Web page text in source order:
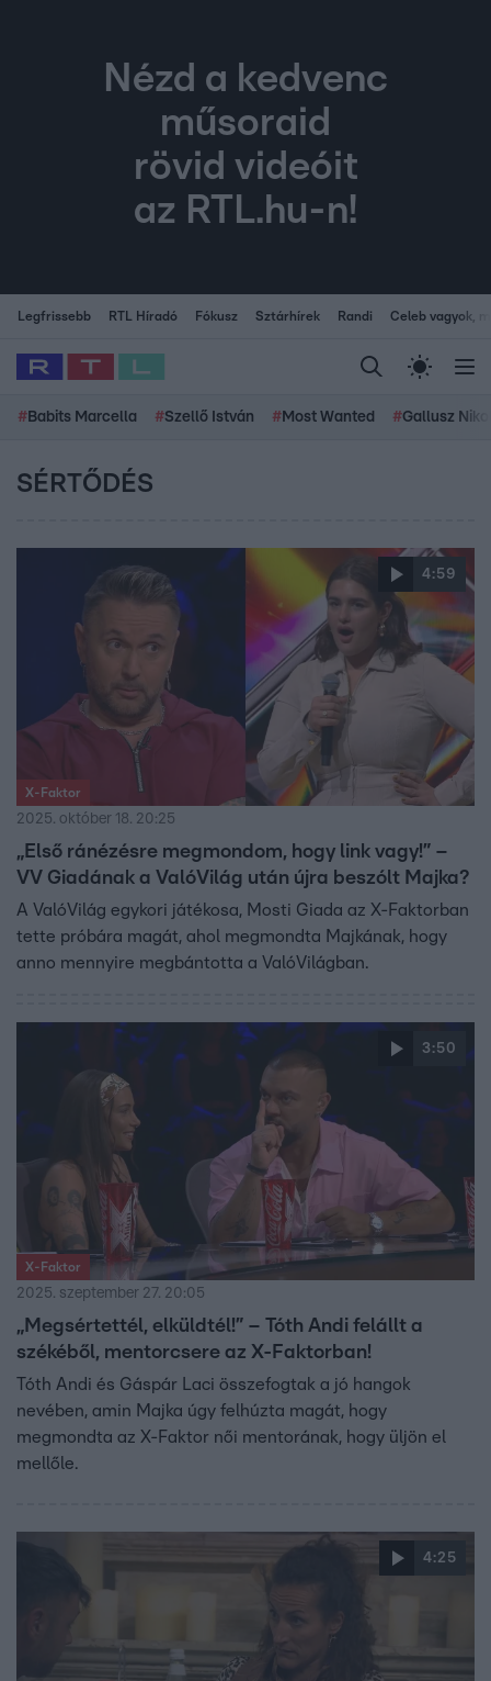
Nézd a kedvenc
műsoraid
rövid videóit
az RTL.hu-n!
Legfrissebb RTL Híradó Fókusz Sztárhírek Randi Celeb vagyok,
# Babits Marcella #Szellő István # Most Wanted #Gallusz
SÉRTŐDÉS
4:59
X-Faktor
2025. október 18. 20:25
„Első ránézésre megmondom, hogy link vagy!” –
VV Giadának a ValóVilág után újra beszólt Majka?
A ValóVilág egykori játékosa, Mosti Giada az X-Faktorban
tette próbára magát, ahol megmondta Majkának, hogy
anno mennyire megbántotta a ValóVilágban.
3:50
X-Faktor
2025. szeptember 27. 20:05
„Megsértettél, elküldtél!” – Tóth Andi felállt a
székéből, mentorcsere az X-Faktorban!
Tóth Andi és Gáspár Laci összefogtak a jó hangok
nevében, amin Majka úgy felhúzta magát, hogy
megmondta az X-Faktor női mentorának, hogy üljön el
mellőle.
4:25